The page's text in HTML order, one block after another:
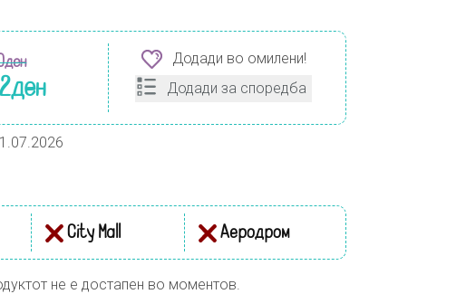
ден
ден
Додади во омилени!
Додади за споредба
City Mall Аеродром
не е достапен во моментов.